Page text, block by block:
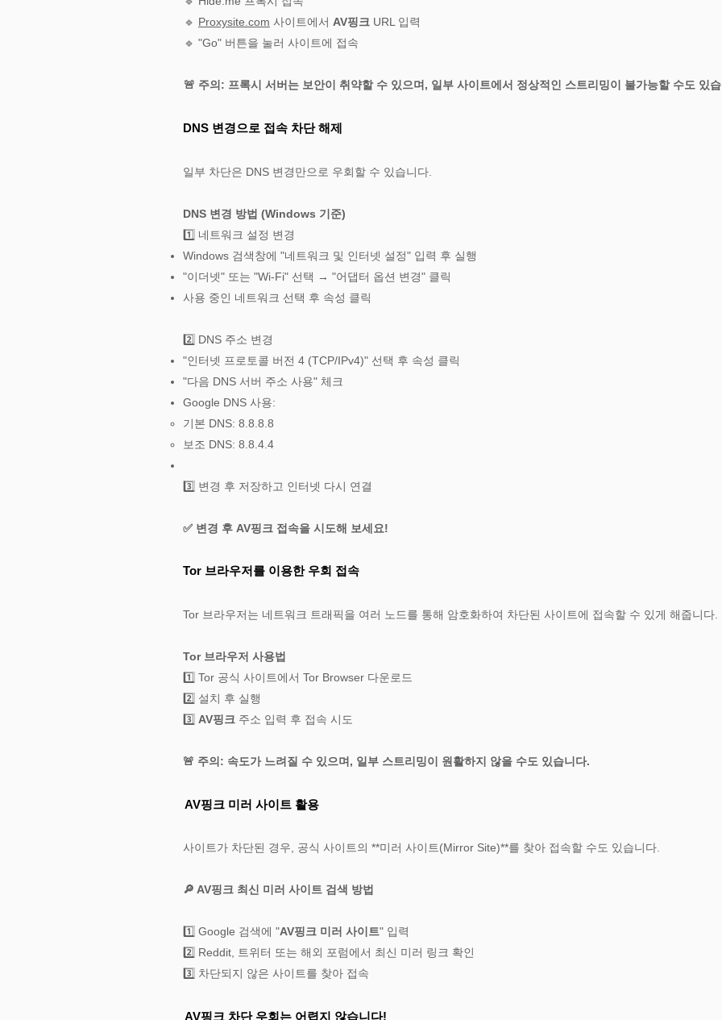
🔹 Proxysite.com 사이트에서 AV핑크 URL 입력
🔹 "Go" 버튼을 눌러 사이트에 접속
🚨 주의: 프록시 서버는 보안이 취약할 수 있으며, 일부 사이트에서 정상적인 스트리밍이 불가능할 수도 있
DNS 변경으로 접속 차단 해제
일부 차단은 DNS 변경만으로 우회할 수 있습니다.
DNS 변경 방법 (Windows 기준)
1️⃣ 네트워크 설정 변경
Windows 검색창에 "네트워크 및 인터넷 설정" 입력 후 실행
"이더넷" 또는 "Wi-Fi" 선택 → "어댑터 옵션 변경" 클릭
사용 중인 네트워크 선택 후 속성 클릭
2️⃣ DNS 주소 변경
"인터넷 프로토콜 버전 4 (TCP/IPv4)" 선택 후 속성 클릭
"다음 DNS 서버 주소 사용" 체크
Google DNS 사용:
기본 DNS: 8.8.8.8
보조 DNS: 8.8.4.4
3️⃣ 변경 후 저장하고 인터넷 다시 연결
✅ 변경 후 AV핑크 접속을 시도해 보세요!
Tor 브라우저를 이용한 우회 접속
Tor 브라우저는 네트워크 트래픽을 여러 노드를 통해 암호화하여 차단된 사이트에 접속할 수 있게 해줍니다.
Tor 브라우저 사용법
1️⃣ Tor 공식 사이트에서 Tor Browser 다운로드
2️⃣ 설치 후 실행
3️⃣ AV핑크 주소 입력 후 접속 시도
🚨 주의: 속도가 느려질 수 있으며, 일부 스트리밍이 원활하지 않을 수도 있습니다.
AV핑크 미러 사이트 활용
사이트가 차단된 경우, 공식 사이트의 **미러 사이트(Mirror Site)**를 찾아 접속할 수도 있습니다.
🔎 AV핑크 최신 미러 사이트 검색 방법
1️⃣ Google 검색에 "AV핑크 미러 사이트" 입력
2️⃣ Reddit, 트위터 또는 해외 포럼에서 최신 미러 링크 확인
3️⃣ 차단되지 않은 사이트를 찾아 접속
AV핑크 차단 우회는 어렵지 않습니다!